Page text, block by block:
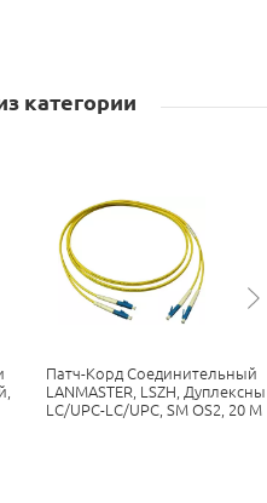
категории
Патч-Корд Соединительный
LANMASTER, LSZH,
LC/UPC-LC/UPC, SM OS2, 20 М